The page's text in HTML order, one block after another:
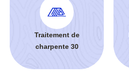
Traitement de
charpente 30